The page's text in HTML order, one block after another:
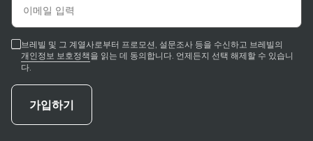
브레빌 및 그 계열사로부터 프로모션, 설문조사 등을 수신하고 브레빌의
개인정보 보호정책 을 읽는 데 동의합니다. 언제든지 선택 해제할 수 있습니
다.
가입하기